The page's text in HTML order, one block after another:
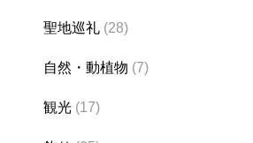
聖地巡礼 (28)
自然・動植物 (7)
観光 (17)